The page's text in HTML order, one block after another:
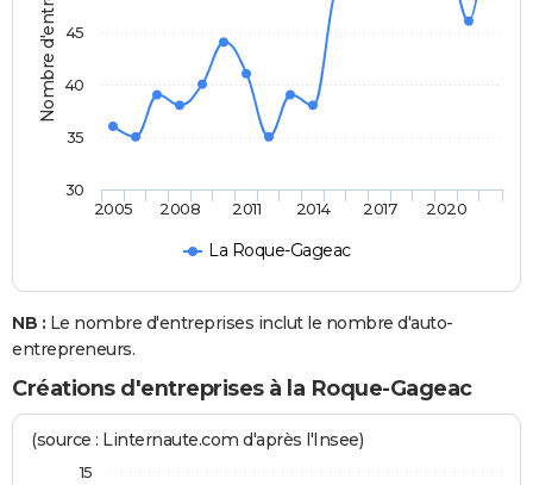
La Roque-Gageac
2005 2008 2011 2014 2017 2020
30
35
40
45
NB : Le nombre d'entreprises inclut le nombre d'auto-
entrepreneurs.
Créations d'entreprises à la Roque-Gageac
(source : Linternaute.com d'après l'Insee)
15